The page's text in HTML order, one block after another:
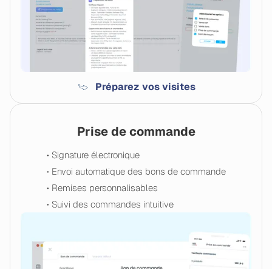
Préparez vos visites
Prise de commande
• Signature électronique
• Envoi automatique des bons de commande
• Remises personnalisables
• Suivi des commandes intuitive